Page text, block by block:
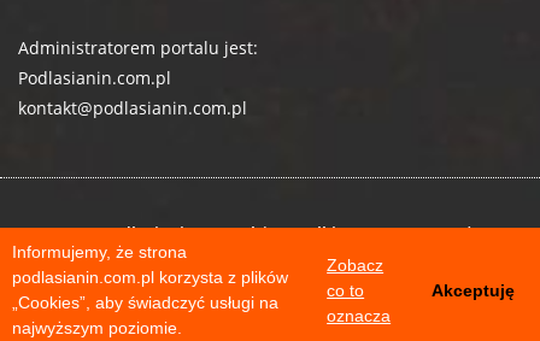
Informujemy, że strona
podlasianin.com.pl korzysta z plików
„Cookies”, aby świadczyć usługi na
najwyższym poziomie.
Zobacz
co to
oznacza
Akceptuję
Administratorem portalu jest:
Podlasianin.com.pl
kontakt@podlasianin.com.pl
© 2026 podlasianin.com.pl | Wszelkie prawa zastrzeżone